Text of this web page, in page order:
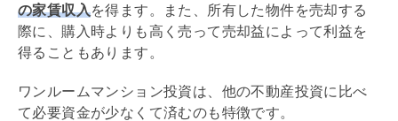
の家賃収入を得ます。また、所有した物件を売却する
際に、購入時よりも高く売って売却益によって利益を
得ることもあります。
ワンルームマンション投資は、他の不動産投資に比べ
て必要資金が少なくて済むのも特徴です。